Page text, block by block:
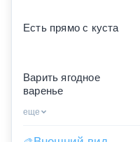
Есть прямо с куста
Варить ягодное
варенье
еще